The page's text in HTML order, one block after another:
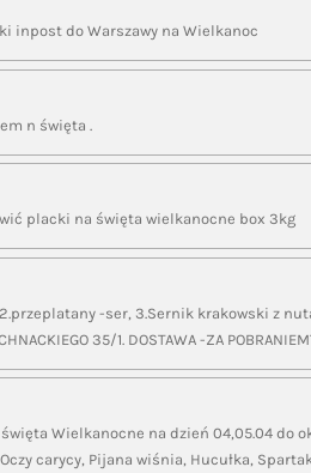
inpost do Warszawy na Wielkanoc
n święta .
placki na święta wielkanocne box 3kg
-ser, 3.Sernik krakowski z
35/1. DOSTAWA -ZA
Wielkanocne na dzień 04,05.04 do
carycy, Pijana wiśnia, Hucułka,